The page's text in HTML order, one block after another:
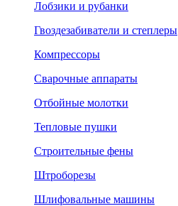
Лобзики и рубанки
Гвоздезабиватели и степлеры
Компрессоры
Сварочные аппараты
Отбойные молотки
Тепловые пушки
Строительные фены
Штроборезы
Шлифовальные машины